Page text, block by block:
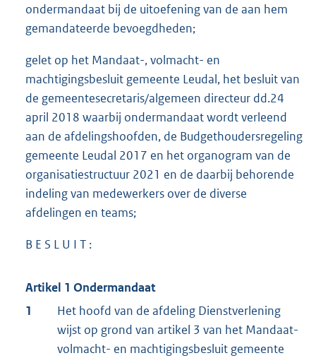
ondermandaat bij de uitoefening van de aan hem
gemandateerde bevoegdheden;
gelet op het Mandaat-, volmacht- en
machtigingsbesluit gemeente Leudal, het besluit van
de gemeentesecretaris/algemeen directeur dd.24
april 2018 waarbij ondermandaat wordt verleend
aan de afdelingshoofden, de Budgethoudersregeling
gemeente Leudal 2017 en het organogram van de
organisatiestructuur 2021 en de daarbij behorende
indeling van medewerkers over de diverse
afdelingen en teams;
B E S L U I T :
Artikel 1 Ondermandaat
1
Het hoofd van de afdeling Dienstverlening
wijst op grond van artikel 3 van het Mandaat-
volmacht- en machtigingsbesluit gemeente